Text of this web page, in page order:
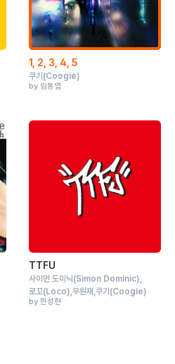
1, 2, 3, 4, 5
쿠기 (Coogie)
by 임동엽
TTFU
사이먼 도미닉(Simon Dominic)
로꼬(Loco) 우원재 쿠기 (Coogie)
by 한성현